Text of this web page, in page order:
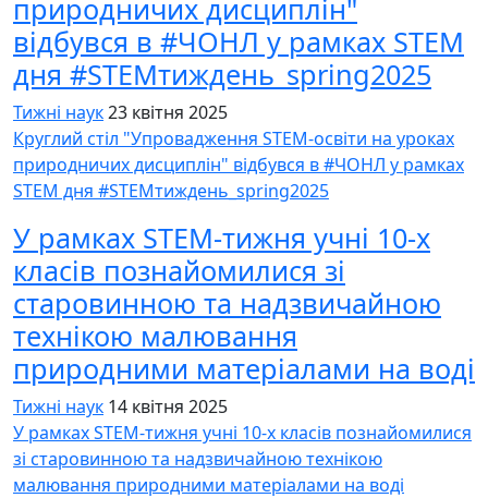
природничих дисциплін"
відбувся в #ЧОНЛ у рамках STEM
дня #STEMтиждень_spring2025
Тижні наук23 квітня 2025
Круглий стіл "Упровадження STEM-освіти на уроках
природничих дисциплін" відбувся в #ЧОНЛ у рамках
STEM дня #STEMтиждень_spring2025
У рамках STEM-тижня учні 10-х
класів познайомилися зі
старовинною та надзвичайною
технікою малювання
природними матеріалами на воді
Тижні наук 14 квітня 2025
У рамках STEM-тижня учні 10-х класів познайомилися
зі старовинною та надзвичайною технікою
малювання природними матеріалами на воді